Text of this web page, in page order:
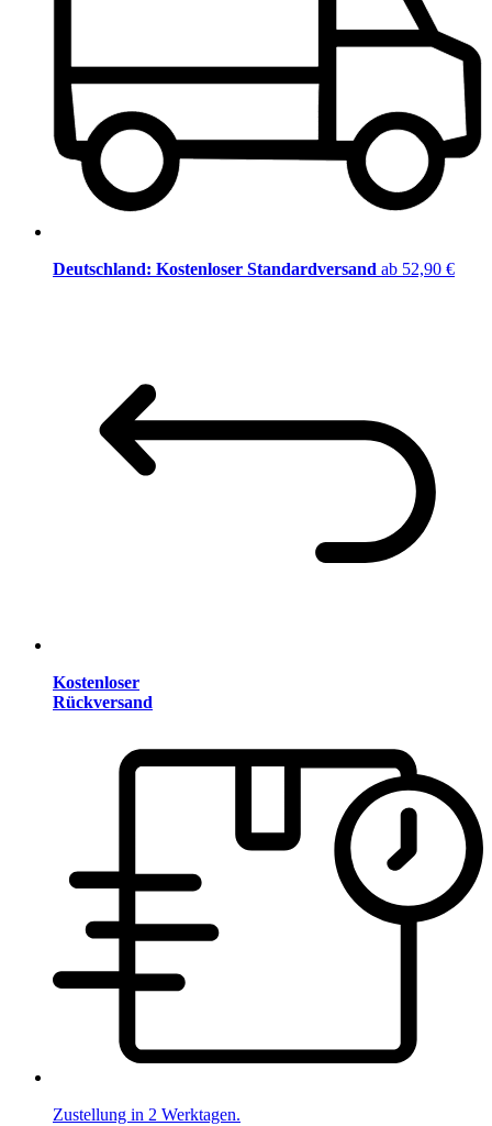
Deutschland: Kostenloser Standardversand ab 52,90 €
Kostenloser
Rückversand
Zustellung in 2 Werktagen.